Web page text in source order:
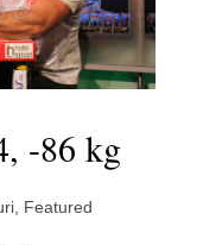
-86 kg
Featured